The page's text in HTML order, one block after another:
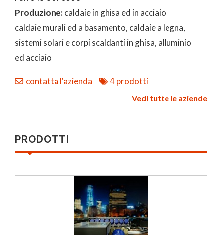
Produzione:caldaie in ghisa ed in acciaio,
caldaie murali ed a basamento, caldaie a legna,
sistemi solari e corpi scaldanti in ghisa, alluminio
ed acciaio
contatta l'azienda 4 prodotti
Vedi tutte le aziende
PRODOTTI